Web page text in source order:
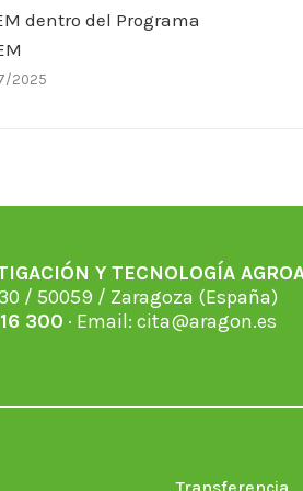
dentro del Programa
2025
Y TECNOLOGÍA
/ 50059 / Zaragoza (España)
300 · Email: cita@aragon.es